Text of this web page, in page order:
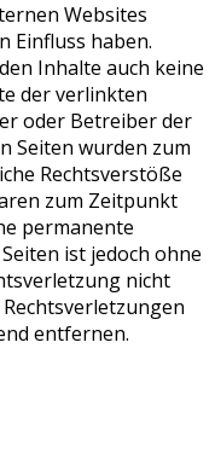
Websites
Einfluss haben.
Inhalte auch keine
der verlinkten
oder Betreiber der
Seiten wurden zum
Rechtsverstöße
zum Zeitpunkt
permanente
ist jedoch ohne
nicht
entfernen.